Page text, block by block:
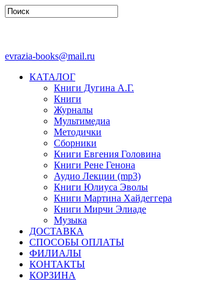
evrazia-books@mail.ru
КАТАЛОГ
Книги Дугина А.Г.
Книги
Журналы
Мультимедиа
Методички
Сборники
Книги Евгения Головина
Книги Рене Генона
Аудио Лекции (mp3)
Книги Юлиуса Эволы
Книги Мартина Хайдеггера
Книги Мирчи Элиаде
Музыка
ДОСТАВКА
СПОСОБЫ ОПЛАТЫ
ФИЛИАЛЫ
КОНТАКТЫ
КОРЗИНА